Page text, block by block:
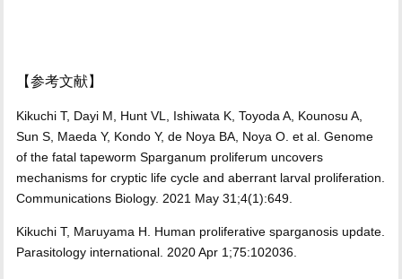
【参考文献】
Kikuchi T, Dayi M, Hunt VL, Ishiwata K, Toyoda A, Kounosu A,
Sun S, Maeda Y, Kondo Y, de Noya BA, Noya O. et al. Genome
of the fatal tapeworm Sparganum proliferum uncovers
mechanisms for cryptic life cycle and aberrant larval proliferation.
Communications Biology. 2021 May 31;4(1):649.
Kikuchi T, Maruyama H. Human proliferative sparganosis update.
Parasitology international. 2020 Apr 1;75:102036.